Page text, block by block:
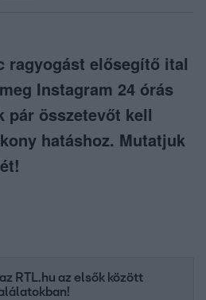
ragyogást elősegítő ital
Instagram 24 órás
pár összetevőt kell
hatáshoz. Mutatjuk
RTL.hu az elsők között